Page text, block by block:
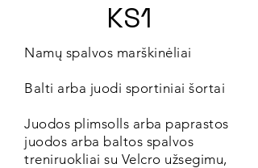
KS1
Namų spalvos marškinėliai
Balti arba juodi sportiniai šortai
Juodos plimsolls arba paprastos
juodos arba baltos spalvos
treniruokliai su Velcro užsegimu,